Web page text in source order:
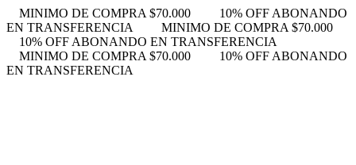
MINIMO DE COMPRA $70.000
10% OFF ABONANDO
EN TRANSFERENCIA
MINIMO DE COMPRA $70.000
10% OFF ABONANDO EN TRANSFERENCIA
MINIMO DE COMPRA $70.000
10% OFF ABONANDO
EN TRANSFERENCIA